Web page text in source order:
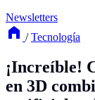
Newsletters
/ Tecnología
¡Increíble!
en 3D